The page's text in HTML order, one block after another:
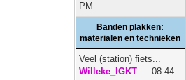
PM
Banden plakken:
materialen en technieken
Veel (station) fiets...
Willeke_IGKT — 08:44